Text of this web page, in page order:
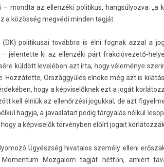
mondta az el­lenzéki politikus, han­gsúlyoz­va: „a
a közösség megvédi mind­en tagját.
(DK) politikusai továbbra is élni fog­nak azzal a
jelen­tette ki az el­lenzéki párt frakcióvezető-
küldött levelében azt írta, hogy véleménye
Hozzátette, Országgyűlés elnöke még azt is
hogy a kép­viselők­nek ezt a jogát
kell élniük az ellenőrzési jogukk­al, de azt
hagyja, a javas­latait pedig tárgyalás nélkül
a kép­viselők törvényben előírt jogait
Ügyészség hivatalos személy el­leni
Momen­tum Moz­galom tagját hétfőn, amiért